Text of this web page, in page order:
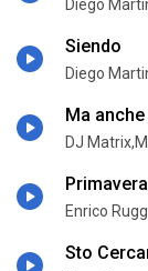
Diego
Siendo
Diego
Ma
DJ
Enrico
Sto